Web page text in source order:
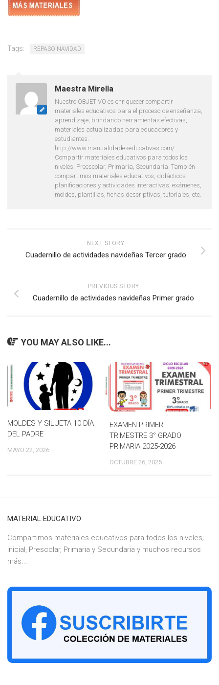
Tags: REPASO NAVIDAD
Maestra Mirella
Nuestro OBJETIVO es enriquecer compartir
materiales educativos para el proceso de enseñanza,
aprendizaje, brindando herramientas efectivas,
materiales actualizadas para educadores y
estudiantes.
http://www.manualidadeseducativas.com/
Compartir materiales educativos para todos los
niveles: Preescolar, Primaria, Secundaria. También
compartimos materiales educativos, didácticos:
planificaciones y actividades interactivas, exámenes,
moldes, plantillas, fichas descriptivas, tutoriales, etc.
NEXT STORY
Cuadernillo de actividades navideñas Tercer grado
PREVIOUS STORY
Cuadernillo de actividades navideñas Primer grado
YOU MAY ALSO LIKE...
MOLDES Y SILUETA 10 DÍA
DEL PADRE
MAYO 22, 2026
EXAMEN PRIMER
TRIMESTRE 3° GRADO
PRIMARIA 2025-2026
OCTUBRE 26, 2025
MATERIAL EDUCATIVO
Compartimos materiales educativos para todos los niveles;
Inicial, Prescolar, Primaria y Secundaria y muchos recursos
más...